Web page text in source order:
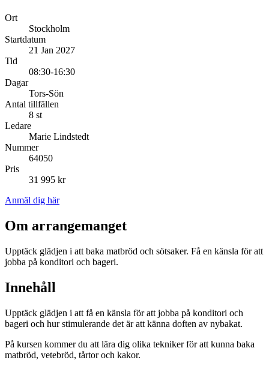
Ort
Stockholm
Startdatum
21 Jan 2027
Tid
08:30-16:30
Dagar
Tors-Sön
Antal tillfällen
8 st
Ledare
Marie Lindstedt
Nummer
64050
Pris
31 995 kr
Anmäl dig här
Om arrangemanget
Upptäck glädjen i att baka matbröd och sötsaker. Få en känsla för att
jobba på konditori och bageri.
Innehåll
Upptäck glädjen i att få en känsla för att jobba på konditori och
bageri och hur stimulerande det är att känna doften av nybakat.
På kursen kommer du att lära dig olika tekniker för att kunna baka
matbröd, vetebröd, tårtor och kakor.